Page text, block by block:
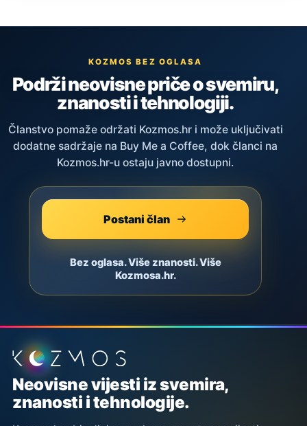
KOZMOS BEZ OGLASA
Podrži neovisne priče o svemiru,
znanosti i tehnologiji.
Članstvo pomaže održati Kozmos.hr i može uključivati
dodatne sadržaje na Buy Me a Coffee, dok članci na
Kozmos.hr-u ostaju javno dostupni.
Postani član
Bez oglasa. Više znanosti. Više
Kozmosa.hr.
Podnožje stranice
Neovisne vijesti iz svemira,
znanosti i tehnologije.